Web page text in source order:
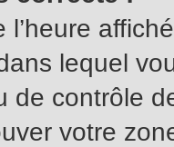
l’heure
lequel
de contrôle
votre